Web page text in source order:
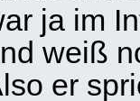
ja im
weiß
er